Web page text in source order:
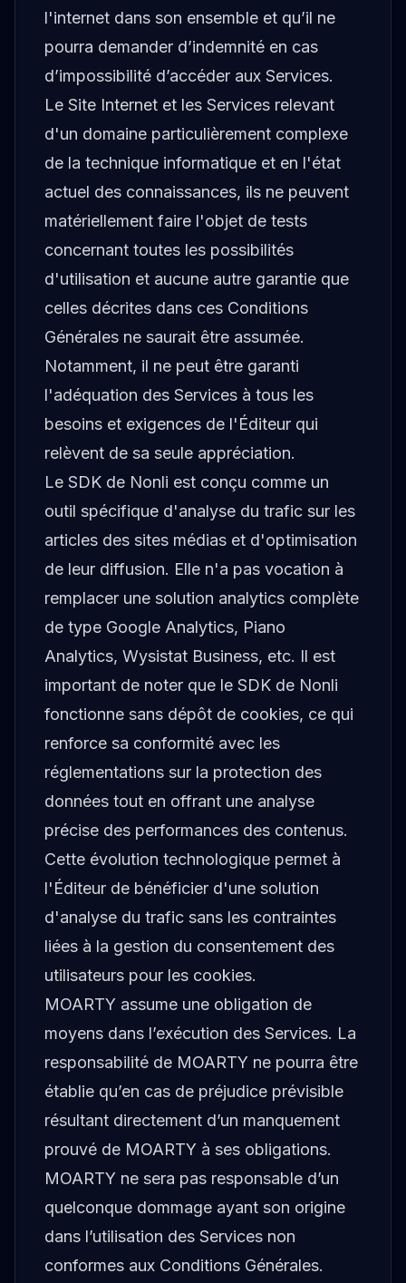
l'internet dans son ensemble et qu’il ne
pourra demander d’indemnité en cas
d’impossibilité d’accéder aux Services.
Le Site Internet et les Services relevant
d'un domaine particulièrement complexe
de la technique informatique et en l'état
actuel des connaissances, ils ne peuvent
matériellement faire l'objet de tests
concernant toutes les possibilités
d'utilisation et aucune autre garantie que
celles décrites dans ces Conditions
Générales ne saurait être assumée.
Notamment, il ne peut être garanti
l'adéquation des Services à tous les
besoins et exigences de l'Éditeur qui
relèvent de sa seule appréciation.
Le SDK de Nonli est conçu comme un
outil spécifique d'analyse du trafic sur les
articles des sites médias et d'optimisation
de leur diffusion. Elle n'a pas vocation à
remplacer une solution analytics complète
de type Google Analytics, Piano
Analytics, Wysistat Business, etc. Il est
important de noter que le SDK de Nonli
fonctionne sans dépôt de cookies, ce qui
renforce sa conformité avec les
réglementations sur la protection des
données tout en offrant une analyse
précise des performances des contenus.
Cette évolution technologique permet à
l'Éditeur de bénéficier d'une solution
d'analyse du trafic sans les contraintes
liées à la gestion du consentement des
utilisateurs pour les cookies.
MOARTY assume une obligation de
moyens dans l’exécution des Services. La
responsabilité de MOARTY ne pourra être
établie qu’en cas de préjudice prévisible
résultant directement d’un manquement
prouvé de MOARTY à ses obligations.
MOARTY ne sera pas responsable d’un
quelconque dommage ayant son origine
dans l’utilisation des Services non
conformes aux Conditions Générales.